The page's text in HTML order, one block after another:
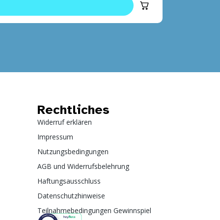
Rechtliches
Widerruf erklären
Impressum
Nutzungsbedingungen
AGB und Widerrufsbelehrung
Haftungsausschluss
Datenschutzhinweise
Teilnahmebedingungen Gewinnspiel